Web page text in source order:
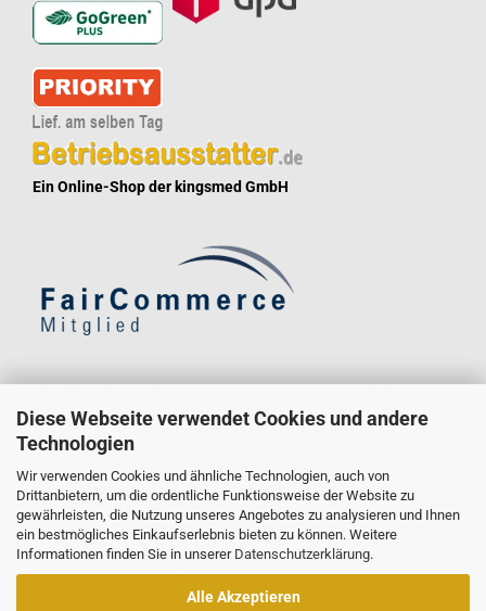
Diese Webseite verwendet Cookies und andere
Technologien
Wir verwenden Cookies und ähnliche Technologien, auch von
Drittanbietern, um die ordentliche Funktionsweise der Website zu
gewährleisten, die Nutzung unseres Angebotes zu analysieren und Ihnen
ein bestmögliches Einkaufserlebnis bieten zu können. Weitere
Informationen finden Sie in unserer Datenschutzerklärung.
Alle Akzeptieren
Ein Online-Shop der kingsmed GmbH
könnten von Verbrauchern stammen, die die Ware oder Dienstleistung gar nicht erworben
oder genutzt haben.
* GoGreen Plus ist ein Service, der die Dekarbonisierungsmaßnahmen innerhalb des
Logistiknetzwerks von Deutsche Post und DHL unterstützt. Durch den Einsatz alternativer
Kraftstoffe und Technologien reduziert Deutsche Post und DHL den Verbrauch fossiler
Kraftstoffe im Transportmodus und in Gebäuden, die für die GoGreen Plus-Sendungen
genutzt werden. Dies bedeutet nicht zwangsläufig, dass die konkrete Sendung physisch
mit Fahrzeugen oder über Anlagen transportiert wird, die diese Kraftstoffe oder
Technologien verwenden. Weitere Informationen, z. B. zu konkreten